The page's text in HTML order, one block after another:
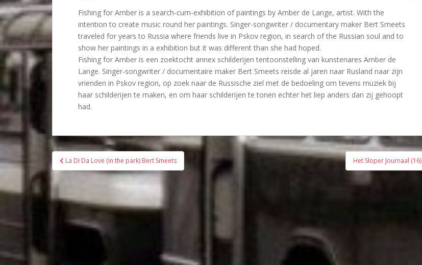
Fishing for Amber is a search-cum-exhibition of paintings by Amber de Lange, artist. With the
intention to create music round her paintings. Singer-songwriter / documentary maker Bert Smeets
traveled for years to Russia where friends live in Pskov region, in search of the Russian soul and to
show her paintings in a exhibition but it was different than she had hoped.
Fishing for Amber is een zoektocht annex schilderijen tentoonstelling van kunstenares Amber de
Lange. Singer-songwriter / documentaire maker Bert Smeets reisde al jaren naar Rusland naar zijn
vrienden in Pskov region, op zoek naar de Russische ziel met de bedoeling om tevens muziek bij
haar schilderijen te maken, en om haar schilderijen te tonen echter het liep anders dan zij gehoopt
had.
Bericht
navigatie
La Di Da Love (in the park) Bert Smeets Het Sloper Journaal (16)